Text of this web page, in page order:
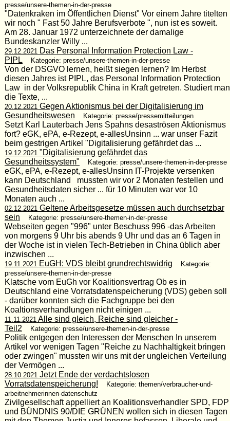
presse/unsere-themen-in-der-presse
"Datenkraken im Öffentlichen Dienst" Vor einem Jahre titelten
wir noch " Fast 50 Jahre Berufsverbote ", nun ist es soweit.
Am 28. Januar 1972 unterzeichnete der damalige
Bundeskanzler Willy ...
29.12.2021 Das Personal Information Protection Law -
PIPL
Kategorie: presse/unsere-themen-in-der-presse
Von der DSGVO lernen, heißt siegen lernen? Im Herbst
diesen Jahres ist PIPL, das Personal Information Protection
Law in der Volksrepublik China in Kraft getreten. Studiert man
die Texte, ...
20.12.2021 Gegen Aktionismus bei der Digitalisierung im
Gesundheitswesen
Kategorie: presse/pressemitteilungen
Setzt Karl Lauterbach Jens Spahns desaströsen Aktionismus
fort? eGK, ePA, e-Rezept, e-allesUnsinn ... war unser Fazit
beim gestrigen Artikel "Digitalisierung gefährdet das ...
19.12.2021 "Digitalisierung gefährdet das
Gesundheitssystem"
Kategorie: presse/unsere-themen-in-der-presse
eGK, ePA, e-Rezept, e-allesUnsinn IT-Projekte versenken
kann Deutschland mussten wir vor 2 Monaten festellen und
Gesundheitsdaten sicher ... für 10 Minuten war vor 10
Monaten auch ...
02.12.2021 Geltene Arbeitsgesetze müssen auch durchsetzbar
sein
Kategorie: presse/unsere-themen-in-der-presse
Webseiten gegen "996" unter Beschuss 996 -das Arbeiten
von morgens 9 Uhr bis abends 9 Uhr und das an 6 Tagen in
der Woche ist in vielen Tech-Betrieben in China üblich aber
inzwischen ...
19.11.2021 EuGH: VDS bleibt grundrechtswidrig
Kategorie:
presse/unsere-themen-in-der-presse
Klatsche vom EuGh vor Koalitionsvertrag Ob es in
Deutschland eine Vorratsdatenspeicherung (VDS) geben soll
- darüber konnten sich die Fachgruppe bei den
Koaltionsverhandlungen nicht einigen ...
11.11.2021 Alle sind gleich, Reiche sind gleicher -
Teil2
Kategorie: presse/unsere-themen-in-der-presse
Politik entgegen den Interessen der Menschen In unserem
Artikel vor wenigen Tagen "Reiche zu Nachhaltigkeit bringen
oder zwingen" mussten wir uns mit der ungleichen Verteilung
der Vermögen ...
28.10.2021 Jetzt Ende der verdachtslosen
Vorratsdatenspeicherung!
Kategorie: themen/verbraucher-und-
arbeitnehmerinnen-datenschutz
Zivilgesellschaft appelliert an Koalitionsverhandler SPD, FDP
und BÜNDNIS 90/DIE GRÜNEN wollen sich in diesen Tagen